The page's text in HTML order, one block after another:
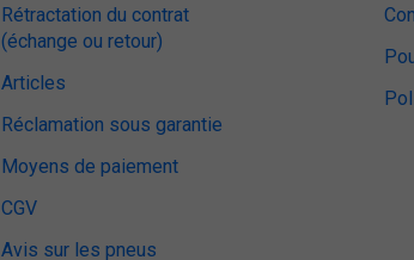
Rétractation du contrat
(échange ou retour)
Articles
Réclamation sous garantie
Moyens de paiement
CGV
Avis sur les pneus